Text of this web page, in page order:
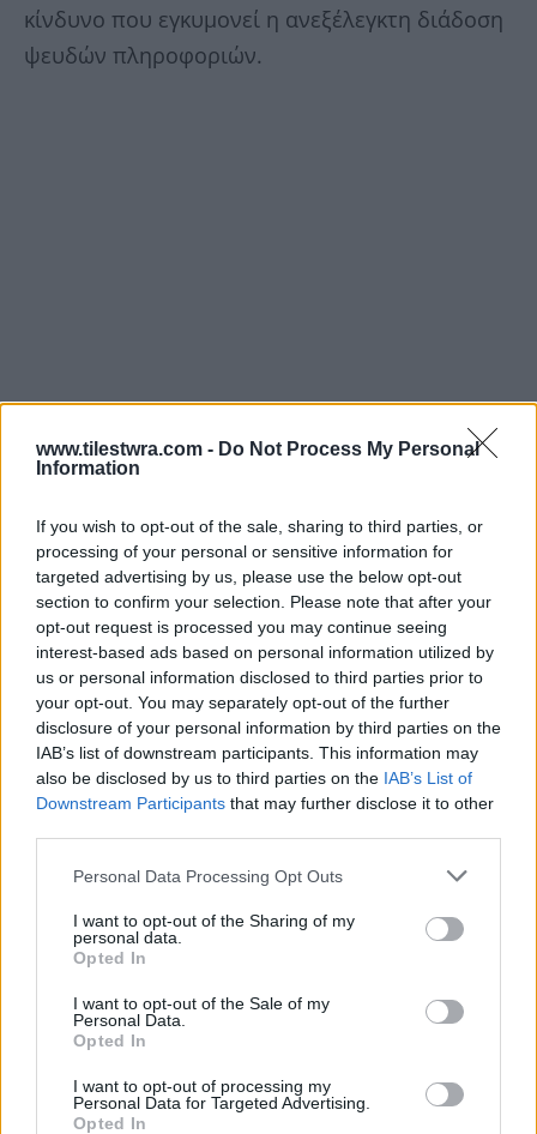
www.tilestwra.com - Do Not Process My Personal
Information
If you wish to opt-out of the sale, sharing to third parties, or
processing of your personal or sensitive information for
targeted advertising by us, please use the below opt-out
section to confirm your selection. Please note that after your
opt-out request is processed you may continue seeing
interest-based ads based on personal information utilized by
us or personal information disclosed to third parties prior to
your opt-out. You may separately opt-out of the further
disclosure of your personal information by third parties on the
IAB’s list of downstream participants. This information may
also be disclosed by us to third parties on the IAB’s List of
Downstream Participants that may further disclose it to other
Personal Data Processing Opt Outs
I want to opt-out of the Sharing of my
personal data.
Opted In
I want to opt-out of the Sale of my
Personal Data.
Opted In
I want to opt-out of processing my
Personal Data for Targeted Advertising.
Opted In
κίνδυνο που εγκυμονεί η ανεξέλεγκτη διάδοση
ψευδών πληροφοριών.